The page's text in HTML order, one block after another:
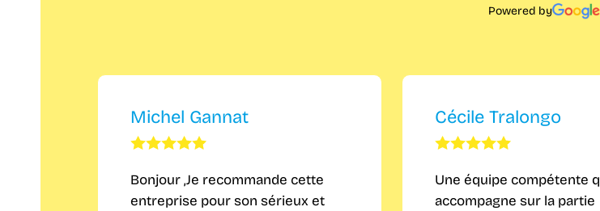
Powered by
Michel Gannat
Bonjour ,Je recommande cette
entreprise pour son sérieux et
Cécile Tralongo
Une équipe compétente
accompagne sur la partie